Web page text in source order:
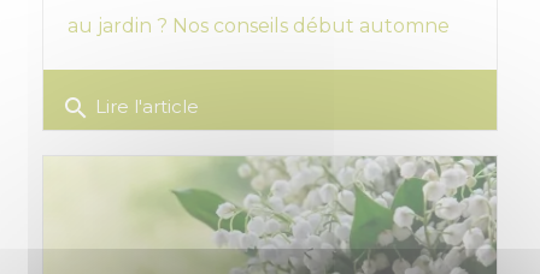
au jardin ? Nos conseils début automne
search Lire l'article